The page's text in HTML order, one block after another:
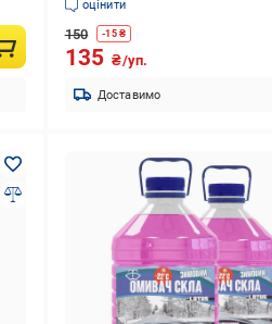
оцінити
150 -15₴
135 ₴/уп.
Доставимо